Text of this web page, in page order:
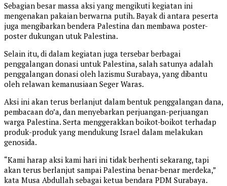
Sebagian besar massa aksi yang mengikuti kegiatan ini
mengenakan pakaian berwarna putih. Bayak di antara peserta
juga mengibarkan bendera Palestina dan membawa poster-
poster dukungan utuk Palestina.
Selain itu, di dalam kegiatan juga tersebar berbagai
penggalangan donasi untuk Palestina, salah satunya adalah
penggalangan donasi oleh lazismu Surabaya, yang dibantu
oleh relawan kemanusiaan Seger Waras.
Aksi ini akan terus berlanjut dalam bentuk penggalangan dana,
pembacaan do’a, dan menyebarkan perjuangan-perjuangan
warga Palestina. Serta menggerakkan boikot-boikot terhadap
produk-produk yang mendukung Israel dalam melakukan
genosida.
“Kami harap aksi kami hari ini tidak berhenti sekarang, tapi
akan terus berlanjut sampai Palestina benar-benar merdeka,”
kata Musa Abdullah sebagai ketua bendara PDM Surabaya.